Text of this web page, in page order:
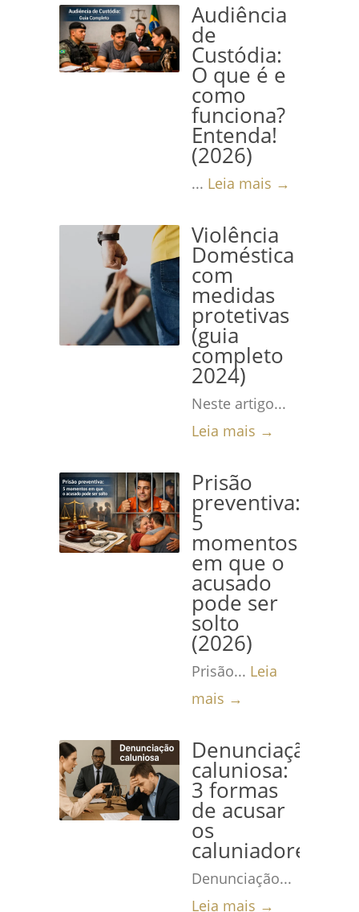
Audiência
de
Custódia:
O que é e
como
funciona?
Entenda!
(2026)
... Leia mais →
Violência
Doméstica
com
medidas
protetivas
(guia
completo
2024)
Neste artigo...
Leia mais →
Prisão
preventiva:
5
momentos
em que o
acusado
pode ser
solto
(2026)
Prisão... Leia
mais →
Denunciação
caluniosa:
3 formas
de acusar
os
caluniadores
Denunciação...
Leia mais →